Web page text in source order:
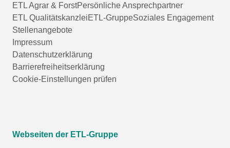
ETL Agrar & ForstPersönliche Ansprechpartner
ETL QualitätskanzleiETL-GruppeSoziales Engagement
Stellenangebote
Impressum
Datenschutzerklärung
Barrierefreiheitserklärung
Cookie-Einstellungen prüfen
Webseiten der ETL-Gruppe